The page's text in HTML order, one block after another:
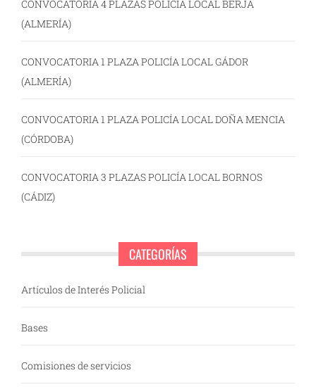
CONVOCATORIA 4 PLAZAS POLICÍA LOCAL BERJA
(ALMERÍA)
CONVOCATORIA 1 PLAZA POLICÍA LOCAL GÁDOR
(ALMERÍA)
CONVOCATORIA 1 PLAZA POLICÍA LOCAL DOÑA MENCIA
(CÓRDOBA)
CONVOCATORIA 3 PLAZAS POLICÍA LOCAL BORNOS
(CÁDIZ)
CATEGORÍAS
Artículos de Interés Policial
Bases
Comisiones de servicios